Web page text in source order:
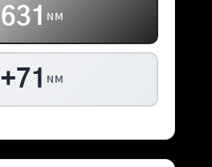
631 NM
+71 NM